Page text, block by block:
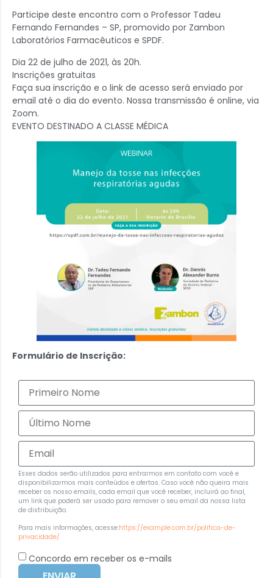
Participe deste encontro com o Professor Tadeu
Fernando Fernandes – SP, promovido por Zambon
Laboratórios Farmacêuticos e SPDF.
Dia 22 de julho de 2021, às 20h.
Inscrições gratuitas
Faça sua inscrição e o link de acesso será enviado por
email até o dia do evento. Nossa transmissão é online, via
Zoom.
EVENTO DESTINADO A CLASSE MÉDICA
Formulário de Inscrição:
Esses dados serão utilizados para entrarmos em contato com você e
disponibilizarmos mais conteúdos e ofertas. Caso você não queira mais
receber os nosso emails, cada email que você receber, incluirá ao final,
um link que poderá ser usado para remover o seu email da nossa lista
de distribuição.
Para mais informações, acesse:https://example.com.br/politica-de-
privacidade/
Concordo em receber os e-mails